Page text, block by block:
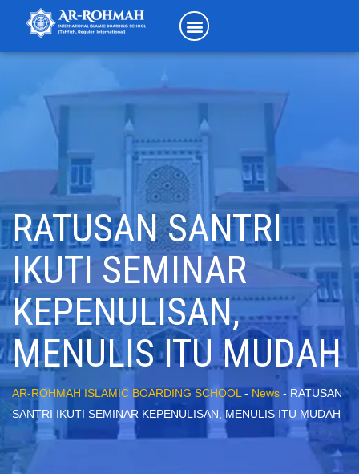
RATUSAN SANTRI
IKUTI SEMINAR
KEPENULISAN,
MENULIS ITU MUDAH
AR-ROHMAH ISLAMIC BOARDING SCHOOL - News - RATUSAN
SANTRI IKUTI SEMINAR KEPENULISAN, MENULIS ITU MUDAH